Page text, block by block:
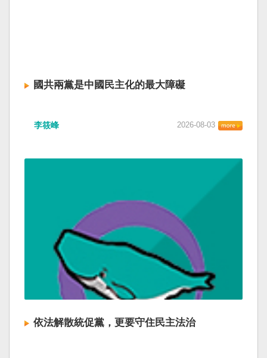
國共兩黨是中國民主化的最大障礙
李筱峰 2026-08-03
依法解散統促黨，更要守住民主法治